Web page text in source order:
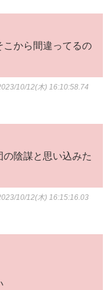
こから間違ってるの
10/12(木) 16:10:58.74
陰謀と思い込みた
10/12(木) 16:15:16.03